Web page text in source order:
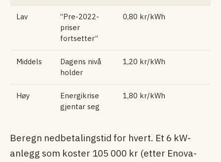
Lav
”Pre-2022-
priser
fortsetter”
0,80 kr/kWh
Middels
Dagens nivå
holder
1,20 kr/kWh
Høy
Energikrise
gjentar seg
1,80 kr/kWh
Beregn nedbetalingstid for hvert. Et 6 kW-
anlegg som koster 105 000 kr (etter Enova-